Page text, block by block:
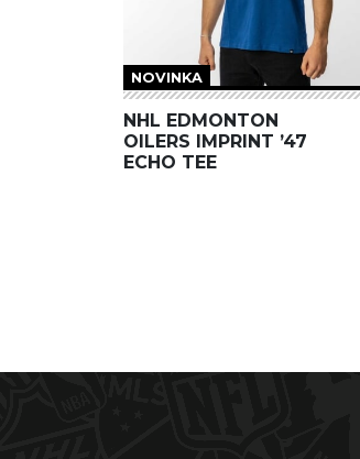
NOVINKA
NHL EDMONTON
OILERS IMPRINT ’47
ECHO TEE